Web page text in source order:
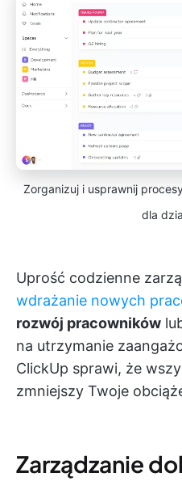
Zorganizuj i usprawnij
dla
Uprość codzienne
wdrażanie nowych
rozwój pracowników
na utrzymanie
ClickUp sprawi, że
zmniejszy Twoje
Zarządzanie